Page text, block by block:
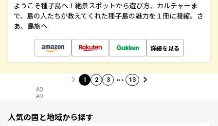
ようこそ種子島へ！絶景スポットから遊び方、カルチャーま
で、島の人たちが教えてくれた種子島の魅力を１冊に凝縮。さ
あ、島旅へ
詳細を見る
1 2 3 … 13
AD
AD
人気の国と地域から探す